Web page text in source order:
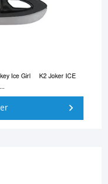
Ice Girl
K2 Joker ICE